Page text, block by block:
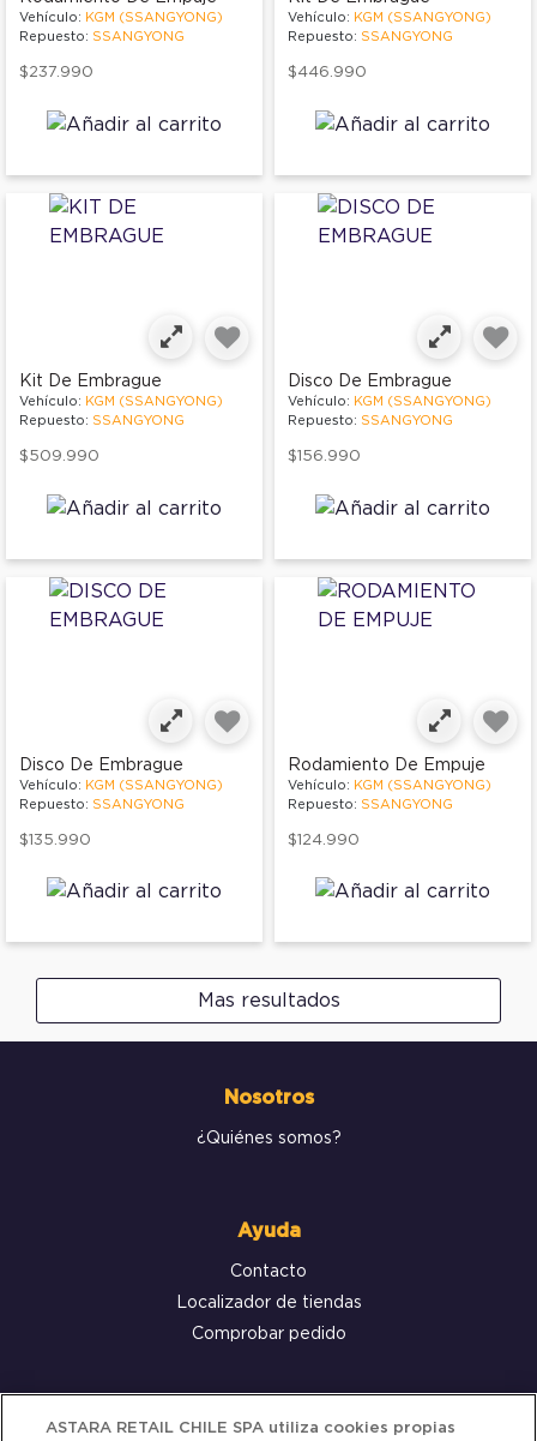
Vehículo: KGM (SSANGYONG)
Repuesto: SSANGYONG
$237.990
Vehículo: KGM (SSANGYONG)
Repuesto: SSANGYONG
$446.990
Kit De Embrague
Vehículo: KGM (SSANGYONG)
Repuesto: SSANGYONG
$509.990
Disco De Embrague
Vehículo: KGM (SSANGYONG)
Repuesto: SSANGYONG
$156.990
Disco De Embrague
Vehículo: KGM (SSANGYONG)
Repuesto: SSANGYONG
$135.990
Rodamiento De Empuje
Vehículo: KGM (SSANGYONG)
Repuesto: SSANGYONG
$124.990
Mas resultados
Nosotros
¿Quiénes somos?
Ayuda
Contacto
Localizador de tiendas
Comprobar pedido
Servicio al cliente
ASTARA RETAIL CHILE SPA utiliza cookies propias